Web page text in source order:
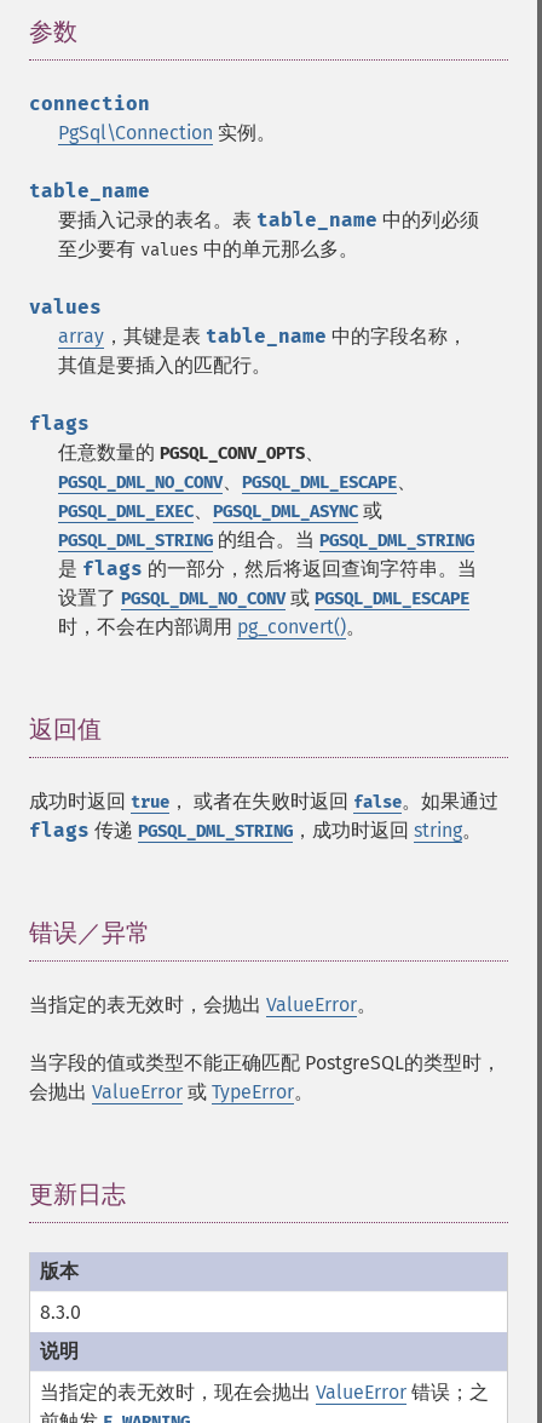
参数
connection
PgSql\Connection 实例。
table_name
要插入记录的表名。表 table_name 中的列必须
至少要有 values 中的单元那么多。
values
array ，其键是表 table_name 中的字段名称，
其值是要插入的匹配行。
flags
任意数量的 PGSQL_CONV_OPTS、
PGSQL_DML_NO_CONV、 PGSQL_DML_ESCAPE、
PGSQL_DML_EXEC、 PGSQL_DML_ASYNC 或
PGSQL_DML_STRING 的组合。当 PGSQL_DML_STRING
是 flags 的一部分，然后将返回查询字符串。当
设置了 PGSQL_DML_NO_CONV或 PGSQL_DML_ESCAPE
时，不会在内部调用 pg_convert()。
返回值
成功时返回 true ， 或者在失败时返回 false。如果通过
flags 传递 PGSQL_DML_STRING ，成功时返回 string。
错误／异常
当指定的表无效时，会抛出 ValueError。
当字段的值或类型不能正确匹配 PostgreSQL的类型时，
会抛出 ValueError 或 TypeError。
更新日志
8.3.0
当指定的表无效时，现在会抛出 ValueError 错误；之